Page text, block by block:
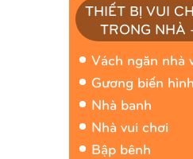
THIẾT BỊ VUI
TRONG NHÀ
Vách ngăn nhà
Gương biến hình
Nhà banh
Nhà vui chơi
Bập bênh
Nhà